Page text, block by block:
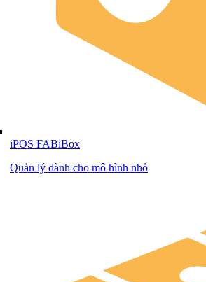
iPOS FABiBox
Quản lý dành cho mô hình nhỏ